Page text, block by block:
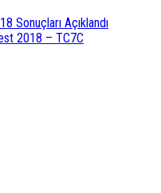
Sonuçları Açıklandı
2018 – TC7C